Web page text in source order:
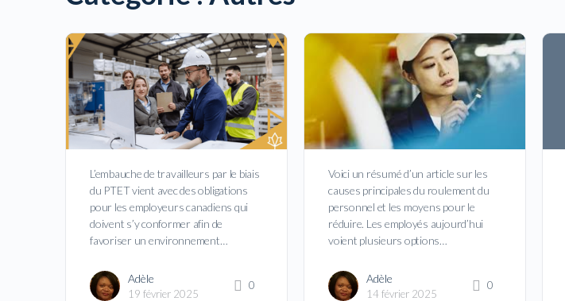
L’embauche de travailleurs par le biais
du PTET vient avec des obligations
pour les employeurs canadiens qui
doivent s’y conformer afin de
favoriser un environnement…
Adèle
19 février 2025
0
Voici un résumé d’un article sur les
causes principales du roulement du
personnel et les moyens pour le
réduire. Les employés aujourd’hui
voient plusieurs options…
Adèle
14 février 2025
0